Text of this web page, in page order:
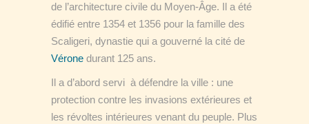
de l’architecture civile du Moyen-Âge. Il a été
édifié entre 1354 et 1356 pour la famille des
Scaligeri, dynastie qui a gouverné la cité de
Vérone durant 125 ans.
Il a d’abord servi à défendre la ville : une
protection contre les invasions extérieures et
les révoltes intérieures venant du peuple. Plus